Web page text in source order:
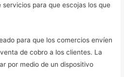
para que escojas los que
para que los comercios envíen
de cobro a los clientes. La
por medio de un dispositivo